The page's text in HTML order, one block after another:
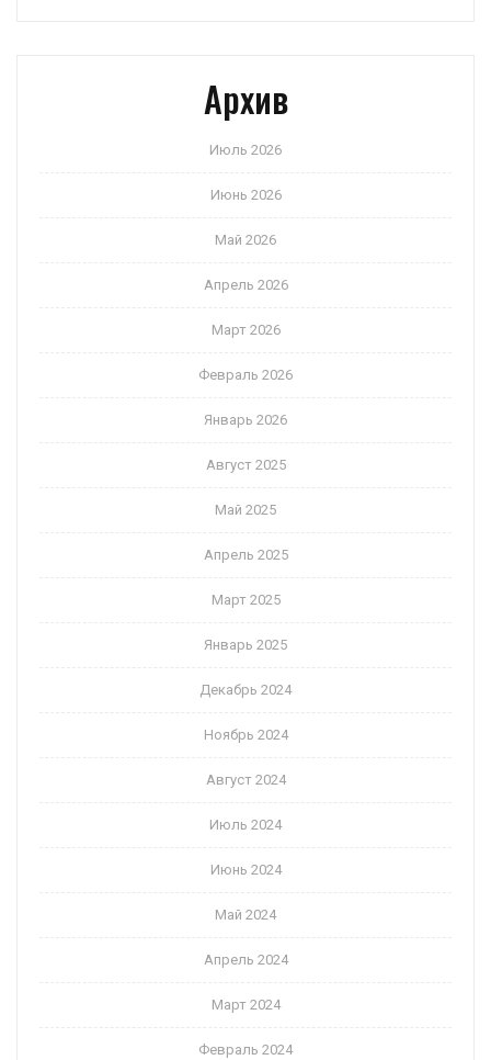
Архив
Июль 2026
Июнь 2026
Май 2026
Апрель 2026
Март 2026
Февраль 2026
Январь 2026
Август 2025
Май 2025
Апрель 2025
Март 2025
Январь 2025
Декабрь 2024
Ноябрь 2024
Август 2024
Июль 2024
Июнь 2024
Май 2024
Апрель 2024
Март 2024
Февраль 2024